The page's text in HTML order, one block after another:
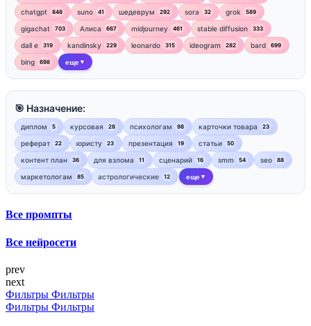
chatgpt 848 suno 41 шедеврум 292 sora 32 grok 589
gigachat 703 Алиса 667 midjourney 461 stable diffusion 333
dall e 319 kandinsky 229 leonardo 315 ideogram 282 bard 699
bing 698 еще ▼
🎯 Назначение:
диплом 5 курсовая 28 психологам 98 карточки товара 23
реферат 22 юристу 23 презентация 19 статьи 50
контент план 36 для взлома 11 сценарий 16 smm 54 seo 88
маркетологам 85 астрологические 12 еще ▼
Все промпты
Все нейросети
prev
next
Фильтры Фильтры
Фильтры Фильтры